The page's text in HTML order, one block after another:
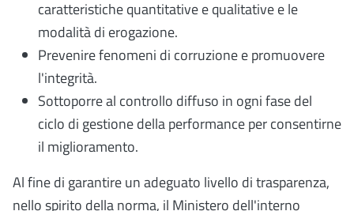
caratteristiche quantitative e qualitative e le
modalità di erogazione.
Prevenire fenomeni di corruzione e promuovere
l'integrità.
Sottoporre al controllo diffuso in ogni fase del
ciclo di gestione della performance per consentirne
il miglioramento.
Al fine di garantire un adeguato livello di trasparenza,
nello spirito della norma, il Ministero dell'interno